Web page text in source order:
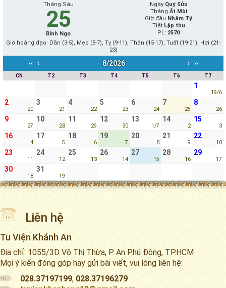
Tháng Sáu
25
Bính Ngọ
Ngày Quý Sửu
Tháng Ất Mùi
Giờ đầu Nhâm Tý
Tiết Lập thu
PL: 2570
Giờ hoàng đạo: Dần (3-5), Mẹo (5-7), Tỵ (9-11), Thân (15-17), Tuất (19-21), Hợi (21-
23)
‹‹ ‹ 8/2026 › ››
CN T2 T3 T4 T5 T6 T7
1
19/6
2
20
3
21
4
22
5
23
6
24
7
25
8
26
9
27
10
28
11
29
12
30
13
1/7
14
2
15
3
16
4
17
5
18
6
19
7
20
8
21
9
22
10
23
11
24
12
25
13
26
14
27
15
28
16
29
17
30
18
31
19
Liên hệ
Tu Viện Khánh An
Địa chỉ: 1055/3D Võ Thị Thừa, P. An Phú Đông, TP.HCM
Mọi ý kiến đóng góp hay gửi bài viết, vui lòng liên hệ:
028.37197199, 028.37196279